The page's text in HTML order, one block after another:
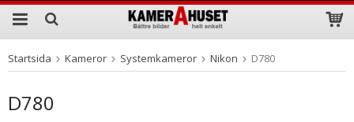
Produkten har blivit tillagd i varukorgen
Startsida Kameror Systemkameror Nikon D780
D780